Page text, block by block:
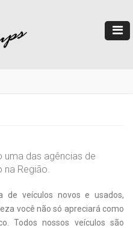
das agências de
na Região.
de veículos novos e usados,
você não só apreciará como
Todos nossos veículos são